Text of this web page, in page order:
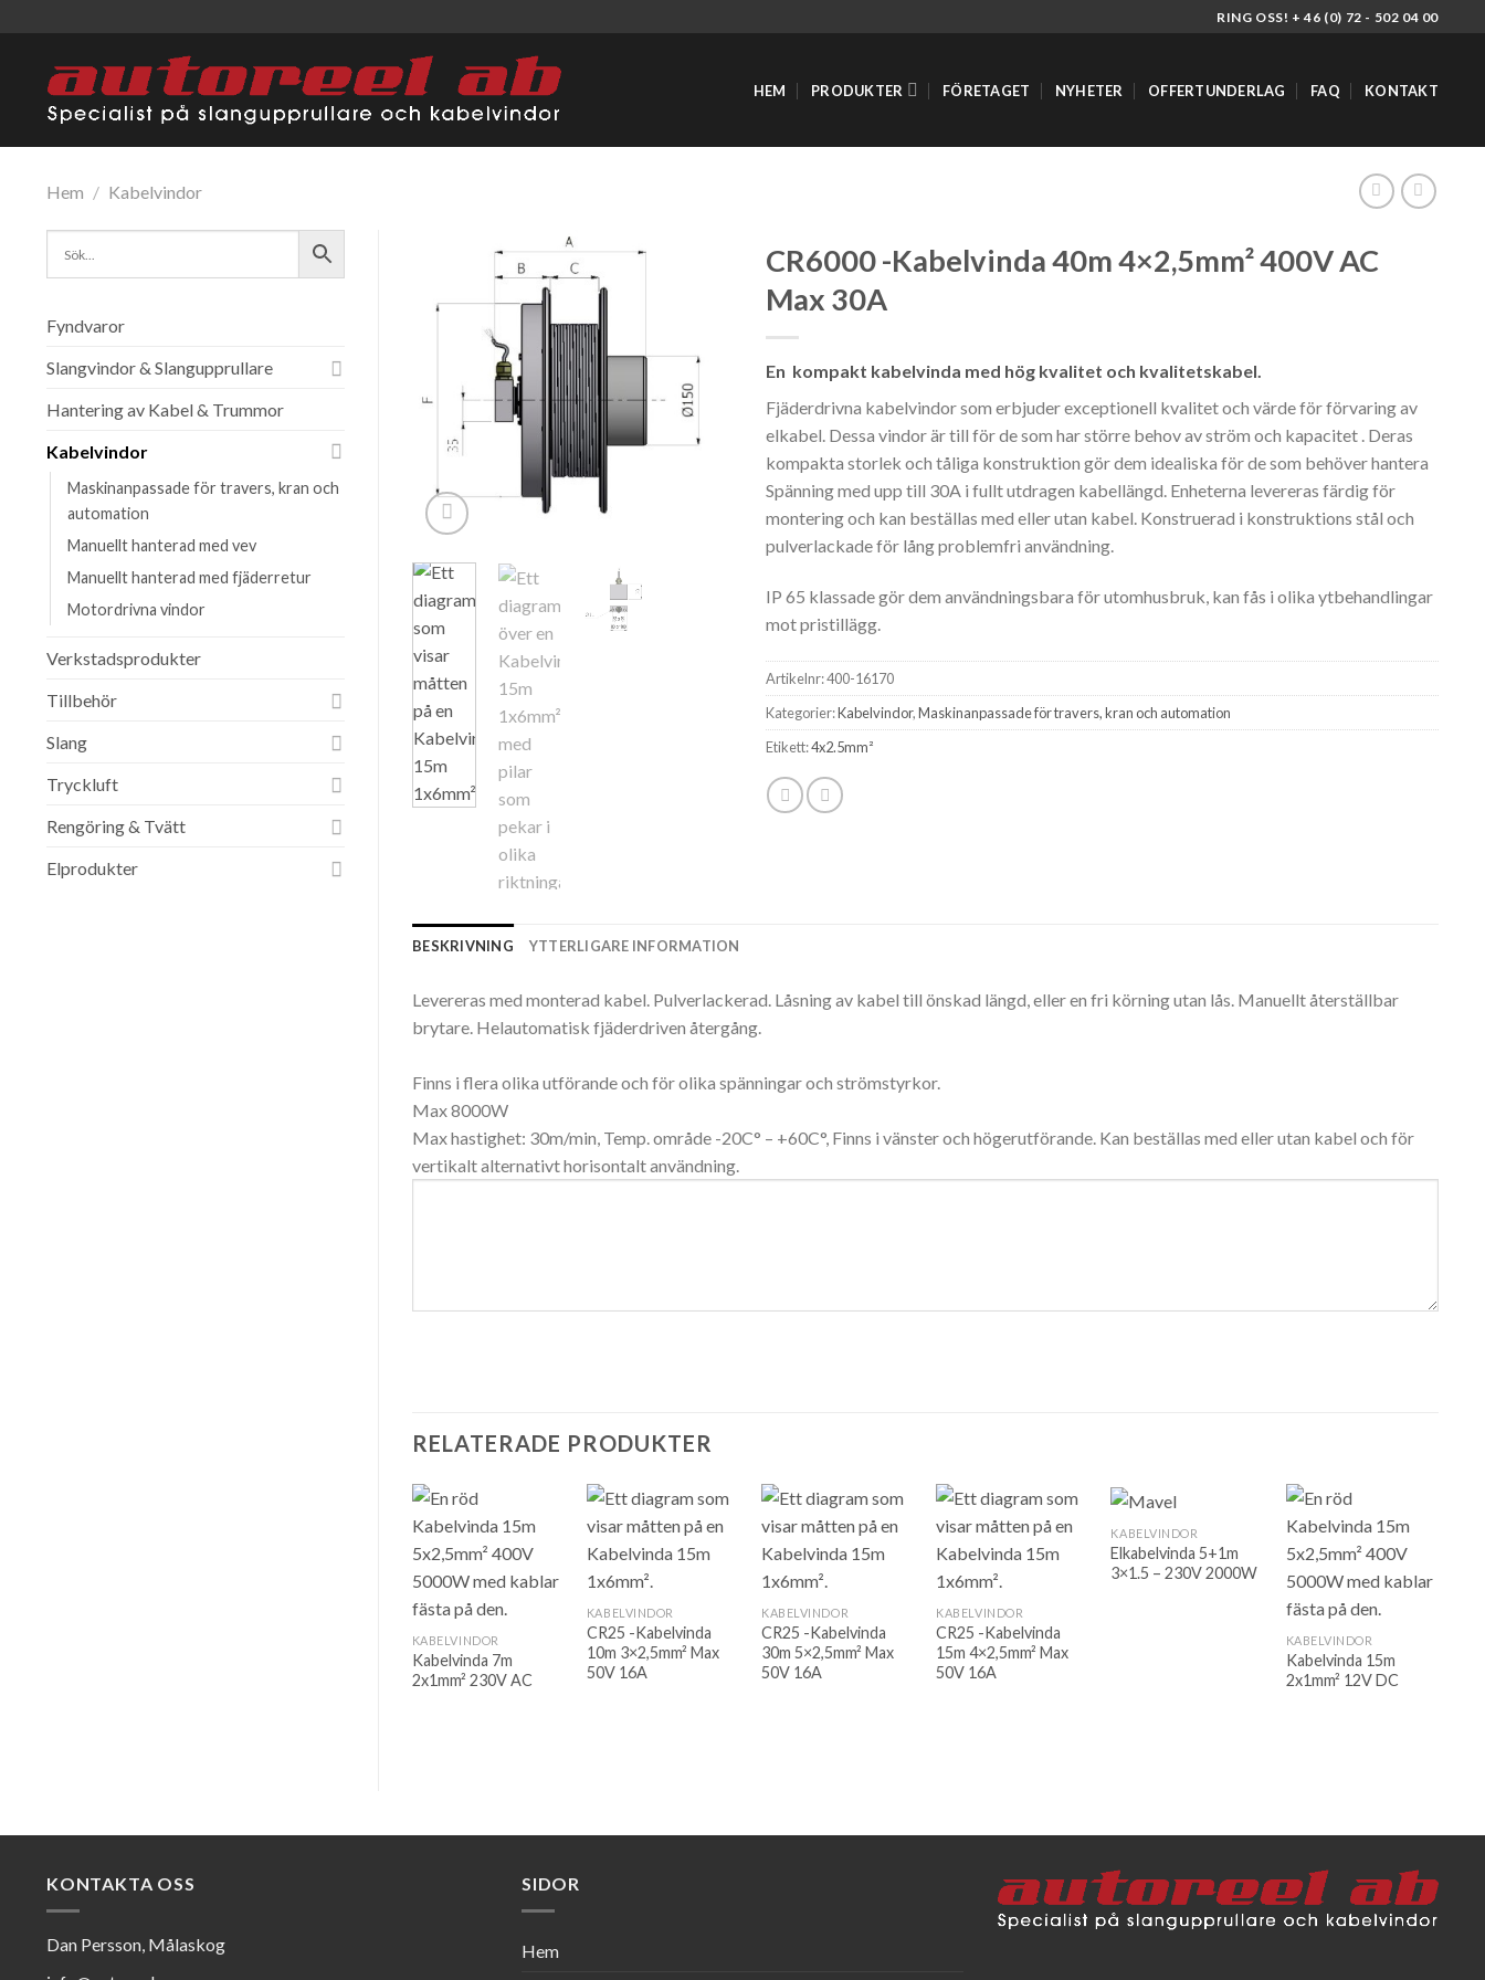
content
RING OSS! + 46 (0) 72 - 502 04 00
HEM PRODUKTER FÖRETAGET NYHETER OFFERTUNDERLAG FAQ KONTAKT
Hem / Kabelvindor
Fyndvaror
Slangvindor & Slangupprullare
Hantering av Kabel & Trummor
Kabelvindor
Maskinanpassade för travers, kran och
automation
Manuellt hanterad med vev
Manuellt hanterad med fjäderretur
Motordrivna vindor
Verkstadsprodukter
Tillbehör
Slang
Tryckluft
Rengöring & Tvätt
Elprodukter
CR6000 -Kabelvinda 40m 4×2,5mm² 400V AC
Max 30A
En kompakt kabelvinda med hög kvalitet och kvalitetskabel.
Fjäderdrivna kabelvindor som erbjuder exceptionell kvalitet och värde för förvaring av
elkabel. Dessa vindor är till för de som har större behov av ström och kapacitet . Deras
kompakta storlek och tåliga konstruktion gör dem idealiska för de som behöver hantera
Spänning med upp till 30A i fullt utdragen kabellängd. Enheterna levereras färdig för
montering och kan beställas med eller utan kabel. Konstruerad i konstruktions stål och
pulverlackade för lång problemfri användning.
IP 65 klassade gör dem användningsbara för utomhusbruk, kan fås i olika ytbehandlingar
mot pristillägg.
Artikelnr:400-16170
Kategorier:Kabelvindor,Maskinanpassade för travers, kran och automation
Etikett:4x2.5mm²
BESKRIVNING YTTERLIGARE INFORMATION
Levereras med monterad kabel. Pulverlackerad. Låsning av kabel till önskad längd, eller en fri körning utan lås. Manuellt återställbar
brytare. Helautomatisk fjäderdriven återgång.
Finns i flera olika utförande och för olika spänningar och strömstyrkor.
Max 8000W
Max hastighet: 30m/min, Temp. område -20C° – +60C°, Finns i vänster och högerutförande. Kan beställas med eller utan kabel och för
vertikalt alternativt horisontalt användning.
RELATERADE PRODUKTER
KABELVINDOR
Kabelvinda 7m
2x1mm² 230V AC
KABELVINDOR
CR25 -Kabelvinda
10m 3×2,5mm² Max
50V 16A
KABELVINDOR
CR25 -Kabelvinda
30m 5×2,5mm² Max
50V 16A
KABELVINDOR
CR25 -Kabelvinda
15m 4×2,5mm² Max
50V 16A
KABELVINDOR
Elkabelvinda 5+1m
3×1.5 – 230V 2000W
KABELVINDOR
Kabelvinda 15m
2x1mm² 12V DC
KONTAKTA OSS
Dan Persson, Målaskog
SIDOR
Hem